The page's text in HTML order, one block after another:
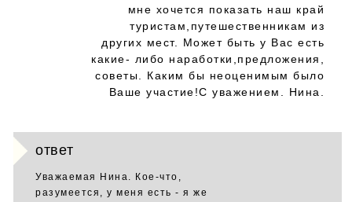
мне хочется показать наш край
туристам,путешественникам из
других мест. Может быть у Вас есть
какие- либо наработки,предложения,
советы. Каким бы неоценимым было
Ваше участие!С уважением. Нина.
ответ
Уважаемая Нина. Кое-что,
разумеется, у меня есть - я же